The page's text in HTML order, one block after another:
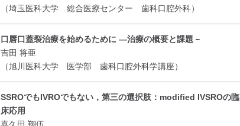
（埼玉医科大学 総合医療センター 歯科口腔外科）
口唇口蓋裂治療を始めるために ―治療の概要と課題－
吉田 将亜
（旭川医科大学 医学部 歯科口腔外科学講座）
SSROでもIVROでもない，第三の選択肢：modified IVSROの臨
床応用